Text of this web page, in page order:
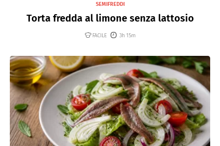
SEMIFREDDI
Torta fredda al limone senza lattosio
FACILE 3h 15m